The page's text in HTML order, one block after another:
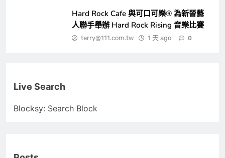
Hard Rock Cafe 與可口可樂® 為新晉藝
人聯手舉辦 Hard Rock Rising 音樂比賽
terry@111.com.tw 1 天 ago 0
Live Search
Blocksy: Search Block